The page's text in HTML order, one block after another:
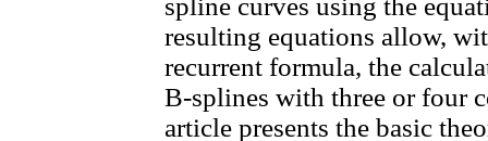
spline curves using the
resulting equations allow,
recurrent formula, the
B-splines with three or four
article presents the basic